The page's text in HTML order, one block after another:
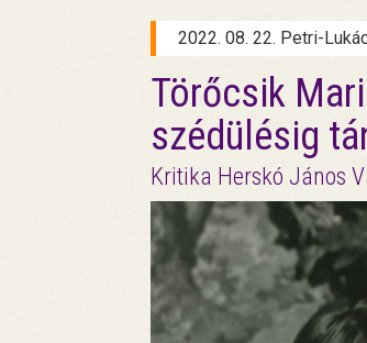
2022. 08. 22. Petri-
Törőcsik
szédülésig
Kritika Herskó János